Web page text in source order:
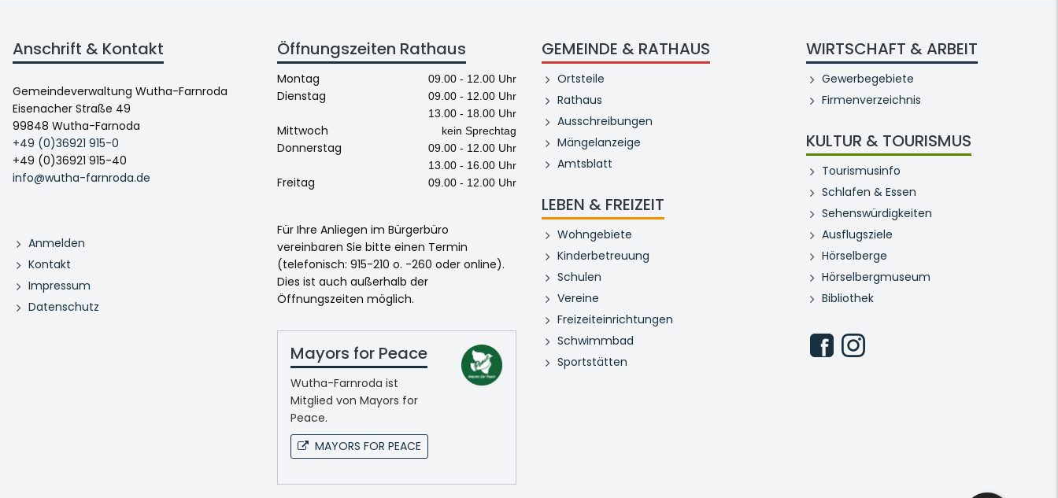
Anschrift & Kontakt
Gemeindeverwaltung Wutha-Farnroda
Eisenacher Straße 49
99848 Wutha-Farnoda
+49 (0)36921 915-0
+49 (0)36921 915-40
info@wutha-farnroda.de
Anmelden
Kontakt
Impressum
Datenschutz
Öffnungszeiten Rathaus
Montag 09.00 - 12.00 Uhr
Dienstag
09.00 - 12.00 Uhr
13.00 - 18.00 Uhr
Mittwoch kein Sprechtag
Donnerstag
09.00 - 12.00 Uhr
13.00 - 16.00 Uhr
Freitag 09.00 - 12.00 Uhr
Für Ihre Anliegen im Bürgerbüro
vereinbaren Sie bitte einen Termin
(telefonisch: 915-210 o. -260 oder online).
Dies ist auch außerhalb der
Öffnungszeiten möglich.
Mayors for Peace
Wutha-Farnroda ist
Mitglied von Mayors for
Peace.
MAYORS FOR PEACE
GEMEINDE & RATHAUS
Ortsteile
Rathaus
Ausschreibungen
Mängelanzeige
Amtsblatt
LEBEN & FREIZEIT
Wohngebiete
Kinderbetreuung
Schulen
Vereine
Freizeiteinrichtungen
Schwimmbad
Sportstätten
WIRTSCHAFT & ARBEIT
Gewerbegebiete
Firmenverzeichnis
KULTUR & TOURISMUS
Tourismusinfo
Schlafen & Essen
Sehenswürdigkeiten
Ausflugsziele
Hörselberge
Hörselbergmuseum
Bibliothek